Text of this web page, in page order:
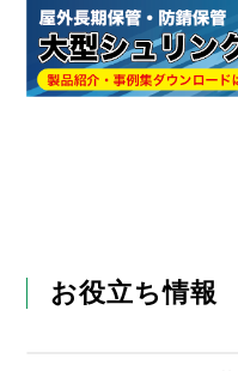
お役立ち情報